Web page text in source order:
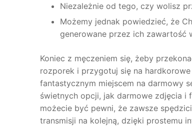
Niezależnie od tego, czy wolisz
Możemy jednak powiedzieć, że
generowane przez ich zawartość
Koniec z męczeniem się, żeby
rozporek i przygotuj się na
fantastycznym miejscem na darmowy
świetnych opcji, jak darmowe zdjęcia i
możecie być pewni, że zawsze
transmisji na kolejną, dzięki prostemu